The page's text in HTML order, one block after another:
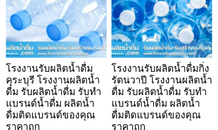
โรงงานรับผลิตน้ำดื่ม
คุระบุรี โรงงานผลิตน้ำ
ดื่ม รับผลิตน้ำดื่ม รับทำ
แบรนด์น้ำดื่ม ผลิตน้ำ
ดื่มติดแบรนด์ของคุณ
ราคาถูก
โรงงานรับผลิตน้ำดื่มกิ่ง
รัตนวาปี โรงงานผลิตน้ำ
ดื่ม รับผลิตน้ำดื่ม รับทำ
แบรนด์น้ำดื่ม ผลิตน้ำ
ดื่มติดแบรนด์ของคุณ
ราคาถูก